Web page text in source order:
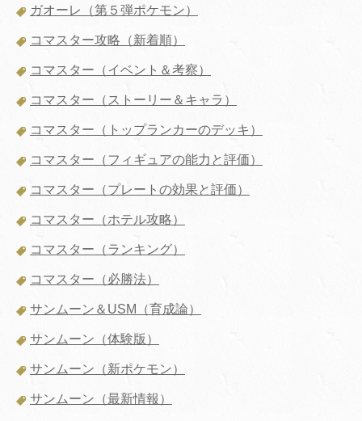
ガオーレ（第５弾ポケモン）
コマスター攻略（新着順）
コマスター（イベント＆考察）
コマスター（ストーリー＆キャラ）
コマスター（トップランカーのデッキ）
コマスター（フィギュアの能力と評価）
コマスター（プレートの効果と評価）
コマスター（ホテル攻略）
コマスター（ランキング）
コマスター（必勝法）
サンムーン＆USM（育成論）
サンムーン（体験版）
サンムーン（新ポケモン）
サンムーン（最新情報）